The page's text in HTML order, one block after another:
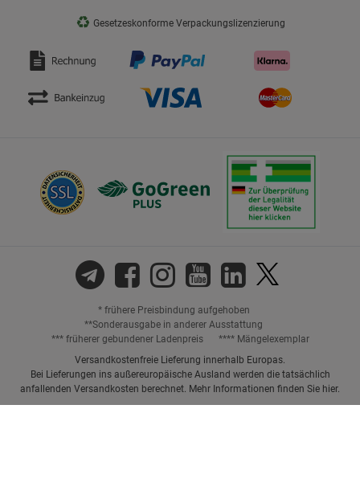
♻ Gesetzeskonforme Verpackungslizenzierung
* frühere Preisbindung aufgehoben
**Sonderausgabe in anderer Ausstattung
*** früherer gebundener Ladenpreis
**** Mängelexemplar
Versandkostenfreie Lieferung innerhalb Europas.
Bei Lieferungen ins außereuropäische Ausland werden die tatsächlich
anfallenden Versandkosten berechnet. Mehr Informationen finden Sie hier.